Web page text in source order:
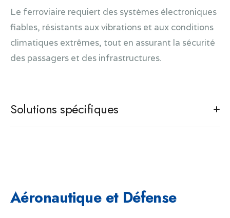
Le ferroviaire requiert des systèmes électroniques
fiables, résistants aux vibrations et aux conditions
climatiques extrêmes, tout en assurant la sécurité
des passagers et des infrastructures.
Solutions spécifiques
Capteurs de surveillance pour infrastructures
ferroviaires.
Aéronautique et Défense